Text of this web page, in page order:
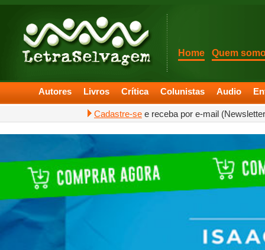
Home Quem
Autores Livros Crítica Colunistas Audio
Cadastre-se e receba por e-mail